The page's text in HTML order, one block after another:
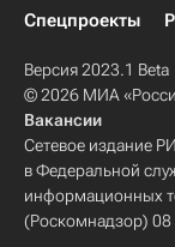
Спецпроекты
Версия 2023.1 Beta
© 2026 МИА
Вакансии
Сетевое издание
в Федеральной
информационных
(Роскомнадзор) 08